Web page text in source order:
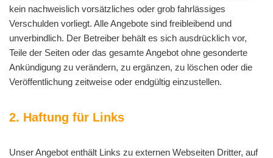
kein nachweislich vorsätzliches oder grob fahrlässiges
Verschulden vorliegt. Alle Angebote sind freibleibend und
unverbindlich. Der Betreiber behält es sich ausdrücklich vor,
Teile der Seiten oder das gesamte Angebot ohne gesonderte
Ankündigung zu verändern, zu ergänzen, zu löschen oder die
Veröffentlichung zeitweise oder endgültig einzustellen.
2. Haftung für Links
Unser Angebot enthält Links zu externen Webseiten Dritter, auf